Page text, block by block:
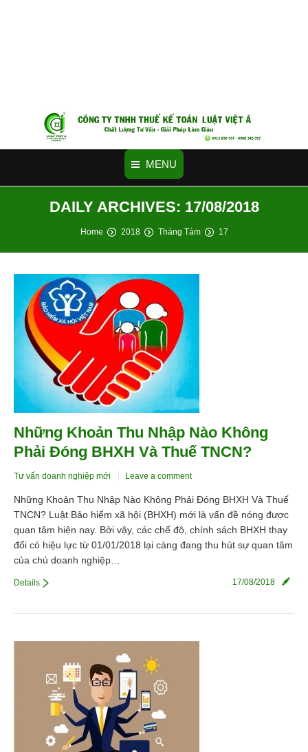
MENU
DAILY ARCHIVES: 17/08/2018
Home 2018 Tháng Tám 17
Những Khoản Thu Nhập Nào Không
Phải Đóng BHXH Và Thuế TNCN?
Tư vấn doanh nghiệp mới Leave a comment
Những Khoản Thu Nhập Nào Không Phải Đóng BHXH Và Thuế
TNCN? Luật Bảo hiểm xã hội (BHXH) mới là vấn đề nóng được
quan tâm hiện nay. Bởi vậy, các chế độ, chính sách BHXH thay
đổi có hiệu lực từ 01/01/2018 lại càng đang thu hút sự quan tâm
của chủ doanh nghiệp…
17/08/2018
Details